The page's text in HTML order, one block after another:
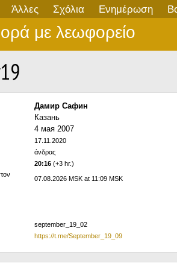
Άλλες Σχόλια Ενημέρωση
με λεωφορείο
Дамир Сафин
Казань
4 мая 2007
17.11.2020
άνδρας
20:16 (+3 hr.)
07.08.2026 MSK at 11:09 MSK
september_19_02
https://t.me/September_19_09